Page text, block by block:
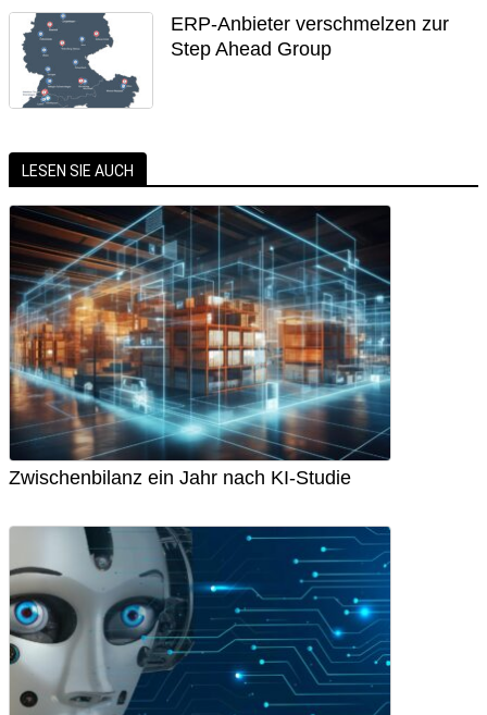
ERP-Anbieter verschmelzen zur
Step Ahead Group
LESEN SIE AUCH
Zwischenbilanz ein Jahr nach KI-Studie